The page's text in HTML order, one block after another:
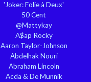
'Joker: Folie à Deux'
50 Cent
@Mattykay
A$ap Rocky
Aaron Taylor-Johnson
Abdelhak Nouri
Abraham Lincoln
Acda & De Munnik